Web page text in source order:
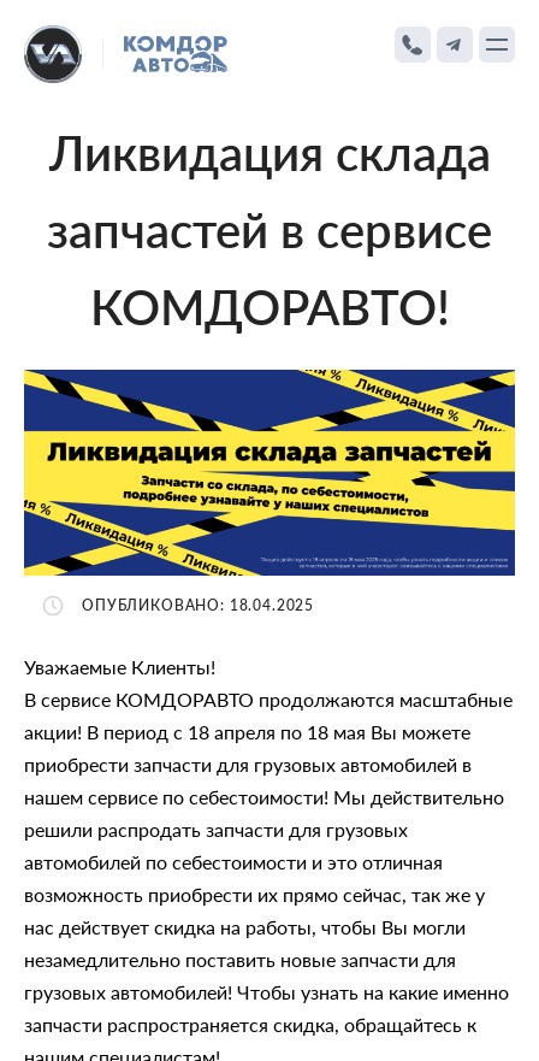
Ликвидация склада
запчастей в сервисе
КОМДОРАВТО!
ОПУБЛИКОВАНО: 18.04.2025
Уважаемые Клиенты!
В сервисе КОМДОРАВТО продолжаются масштабные
акции! В период с 18 апреля по 18 мая Вы можете
приобрести запчасти для грузовых автомобилей в
нашем сервисе по себестоимости! Мы действительно
решили распродать запчасти для грузовых
автомобилей по себестоимости и это отличная
возможность приобрести их прямо сейчас, так же у
нас действует скидка на работы, чтобы Вы могли
незамедлительно поставить новые запчасти для
грузовых автомобилей! Чтобы узнать на какие именно
запчасти распространяется скидка, обращайтесь к